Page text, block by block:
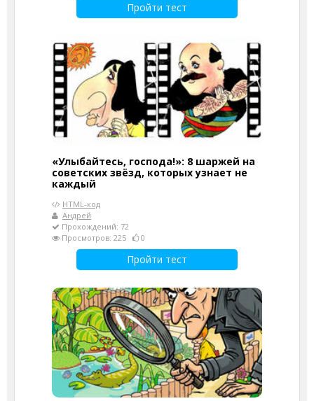
Пройти тест
«Улыбайтесь, господа!»: 8 шаржей на
советских звёзд, которых узнает не
каждый
HTML-код
Андрей
Прохождений: 72
Просмотров: 225
0
Пройти тест